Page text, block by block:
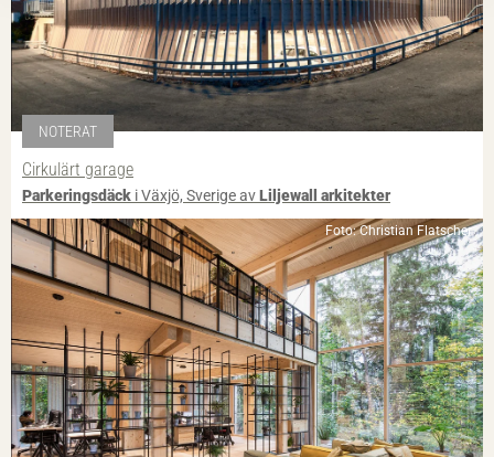
NOTERAT
Cirkulärt garage
Parkeringsdäck i Växjö, Sverige avLiljewall arkitekter
Foto: Christian Flatscher